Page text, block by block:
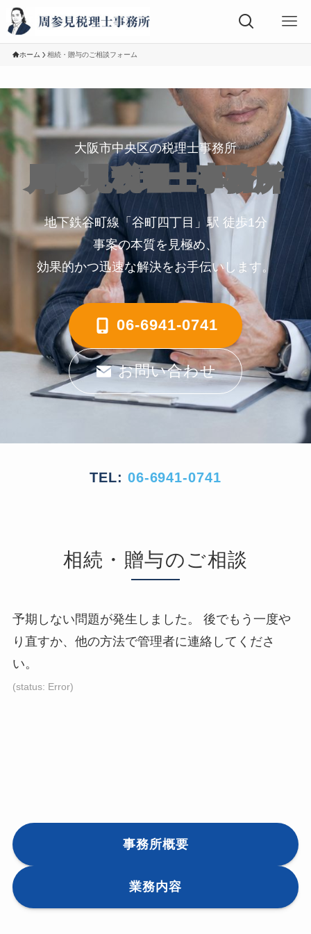
ホーム 相続・贈与のご相談フォーム
大阪市中央区の税理士事務所
周参見税理士事務所
地下鉄谷町線「谷町四丁目」駅 徒歩1分
事案の本質を見極め、
効果的かつ迅速な解決をお手伝いします。
06-6941-0741
お問い合わせ
TEL: 06-6941-0741
相続・贈与のご相談
予期しない問題が発生しました。 後でもう一度や
り直すか、他の方法で管理者に連絡してくださ
い。
(status: Error)
事務所概要
業務内容